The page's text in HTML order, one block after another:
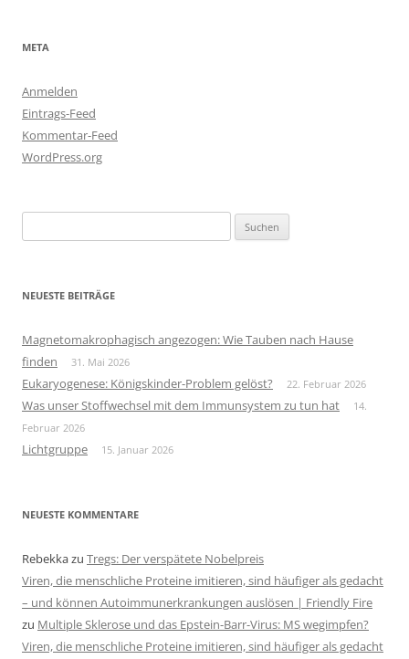
META
Anmelden
Eintrags-Feed
Kommentar-Feed
WordPress.org
nach:
NEUESTE BEITRÄGE
Magnetomakrophagisch angezogen: Wie Tauben nach Hause
finden
31. Mai 2026
Eukaryogenese: Königskinder-Problem gelöst? 22. Februar 2026
Was unser Stoffwechsel mit dem Immunsystem zu tun hat
14.
Februar 2026
Lichtgruppe 15. Januar 2026
NEUESTE KOMMENTARE
Rebekkazu Tregs: Der verspätete Nobelpreis
Viren, die menschliche Proteine imitieren, sind häufiger als gedacht
– und können Autoimmunerkrankungen auslösen | Friendly Fire
zu Multiple Sklerose und das Epstein-Barr-Virus: MS wegimpfen?
Viren, die menschliche Proteine imitieren, sind häufiger als gedacht